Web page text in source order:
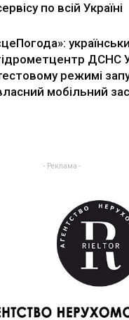
по всій Україні
ДСНС
режимі
мобільний
- Реклама -